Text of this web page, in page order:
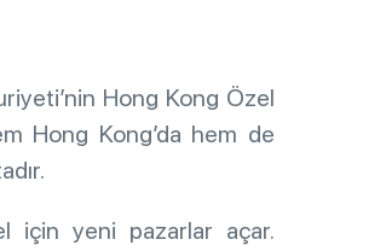
Hong Kong Özel
Hong Kong’da hem de
için yeni pazarlar açar.